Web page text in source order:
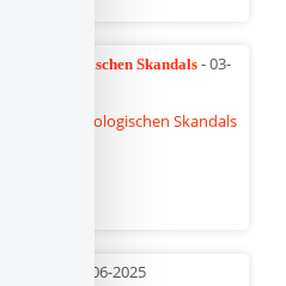
psychologischen Skandals - 03-
- 02-06-2025